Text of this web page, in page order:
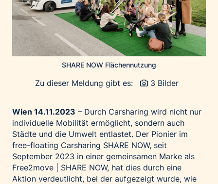
Marble House
Mediaplus
Microsoft
Mondelēz Österreich
Ökopharm
Palfinger AG
Polestar
REXEL Austria
Starbucks
SHARE NOW Flächennutzung
Zu dieser Meldung gibt es: 3 Bilder
Wien 14.11.2023 – Durch Carsharing wird nicht nur
individuelle Mobilität ermöglicht, sondern auch
Städte und die Umwelt entlastet. Der Pionier im
free-floating Carsharing SHARE NOW, seit
September 2023 in einer gemeinsamen Marke als
Free2move | SHARE NOW, hat dies durch eine
Aktion verdeutlicht, bei der aufgezeigt wurde, wie